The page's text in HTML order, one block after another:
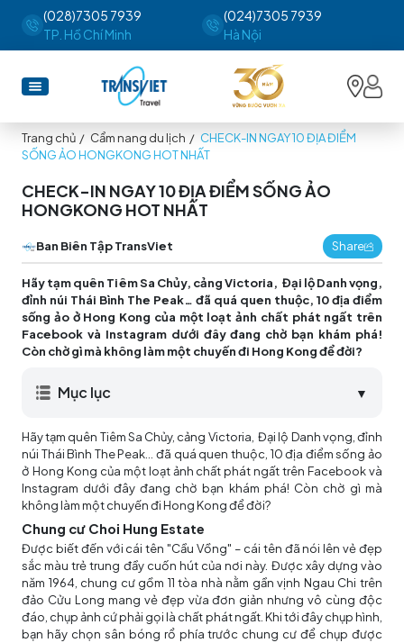
(028)7305 7939
TP. Hồ Chí Minh
(024)7305 7939
Hà Nội
Trang chủ / Cẩm nang du lịch / CHECK-IN NGAY 10 ĐỊA ĐIỂM
SỐNG ẢO HONGKONG HOT NHẤT
CHECK-IN NGAY 10 ĐỊA ĐIỂM SỐNG ẢO
HONGKONG HOT NHẤT
Ban Biên Tập TransViet Share
Hãy tạm quên Tiêm Sa Chủy, cảng Victoria, Đại lộ Danh vọng,
đỉnh núi Thái Bình The Peak… đã quá quen thuộc, 10 địa điểm
sống ảo ở Hong Kong của một loạt ảnh chất phát ngất trên
Facebook và Instagram dưới đây đang chờ bạn khám phá!
Còn chờ gì mà không làm một chuyến đi Hong Kong để đời?
Mục lục ▼
Hãy tạm quên Tiêm Sa Chủy, cảng Victoria, Đại lộ Danh vọng, đỉnh
núi Thái Bình The Peak… đã quá quen thuộc, 10 địa điểm sống ảo
ở Hong Kong của một loạt ảnh chất phát ngất trên Facebook và
Instagram dưới đây đang chờ bạn khám phá! Còn chờ gì mà
không làm một chuyến đi Hong Kong để đời?
Chung cư Choi Hung Estate
Được biết đến với cái tên "Cầu Vồng" – cái tên đã nói lên vẻ đẹp
sắc màu trẻ trung đầy cuốn hút của nơi này. Được xây dựng vào
năm 1964, chung cư gồm 11 tòa nhà nằm gần vịnh Ngau Chi trên
đảo Cửu Long mang vẻ đẹp vừa đơn giản nhưng vô cùng độc
đáo, chụp ảnh cứ phải gọi là chất phát ngất. Khi tới đây chụp hình,
bạn hãy chọn sân bóng rổ phía trước chung cư để chụp được